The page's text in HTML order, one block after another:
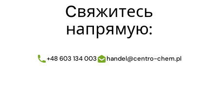
Cвяжитесь
напрямую:
+48 603 134 003 handel@centro-chem.pl